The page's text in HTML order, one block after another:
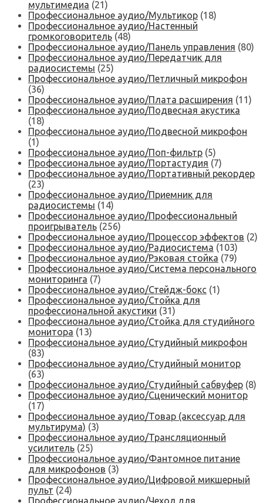
мультимедиа (21)
Профессиональное аудио/Мультикор (18)
Профессиональное аудио/Настенный
громкоговоритель (48)
Профессиональное аудио/Панель управления (80)
Профессиональное аудио/Передатчик для
радиосистемы (25)
Профессиональное аудио/Петличный микрофон
(36)
Профессиональное аудио/Плата расширения (11)
Профессиональное аудио/Подвесная акустика
(18)
Профессиональное аудио/Подвесной микрофон
(1)
Профессиональное аудио/Поп-фильтр (5)
Профессиональное аудио/Портастудия (7)
Профессиональное аудио/Портативный рекордер
(23)
Профессиональное аудио/Приемник для
радиосистемы (14)
Профессиональное аудио/Профессиональный
проигрыватель (256)
Профессиональное аудио/Процессор эффектов (2)
Профессиональное аудио/Радиосистема (103)
Профессиональное аудио/Рэковая стойка (79)
Профессиональное аудио/Система персонального
мониторинга (7)
Профессиональное аудио/Стейдж-бокс (1)
Профессиональное аудио/Стойка для
профессиональной акустики (31)
Профессиональное аудио/Стойка для студийного
монитора (13)
Профессиональное аудио/Студийный микрофон
(83)
Профессиональное аудио/Студийный монитор
(63)
Профессиональное аудио/Студийный сабвуфер (8)
Профессиональное аудио/Сценический монитор
(17)
Профессиональное аудио/Товар (аксессуар для
мультирума) (3)
Профессиональное аудио/Трансляционный
усилитель (25)
Профессиональное аудио/Фантомное питание
для микрофонов (3)
Профессиональное аудио/Цифровой микшерный
пульт (24)
Профессиональное аудио/Чехол для